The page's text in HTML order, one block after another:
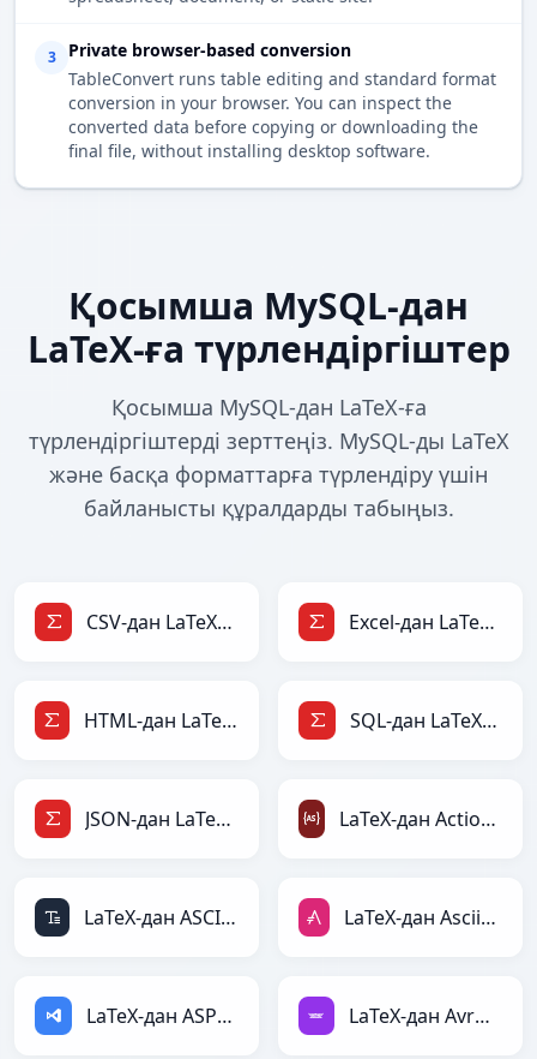
3
Private browser-based conversion
TableConvert runs table editing and standard format
conversion in your browser. You can inspect the
converted data before copying or downloading the
final file, without installing desktop software.
Қосымша MySQL-дан
LaTeX-ға түрлендіргіштер
Қосымша MySQL-дан LaTeX-ға
түрлендіргіштерді зерттеңіз. MySQL-ды LaTeX
және басқа форматтарға түрлендіру үшін
байланысты құралдарды табыңыз.
CSV-дан LaTeX-ға Excel-дан LaTeX-ға
HTML-дан LaTeX-ға SQL-дан LaTeX-ға
JSON-дан LaTeX-ға LaTeX-дан ActionScript-ға
LaTeX-дан ASCII-ға LaTeX-дан AsciiDoc-ға
LaTeX-дан ASP-ға LaTeX-дан Avro-ға